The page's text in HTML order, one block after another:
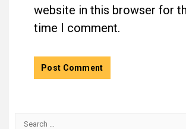
website in this browser for
time I comment.
Search